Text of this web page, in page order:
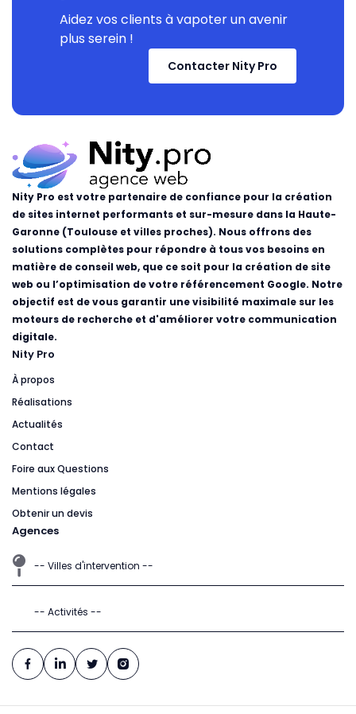
Aidez vos clients à vapoter un avenir
plus serein !
Contacter Nity Pro
Nity Pro est votre partenaire de confiance pour la création
de sites internet performants et sur-mesure dans la Haute-
Garonne (Toulouse et villes proches). Nous offrons des
solutions complètes pour répondre à tous vos besoins en
matière de conseil web, que ce soit pour la création de site
web ou l’optimisation de votre référencement Google. Notre
objectif est de vous garantir une visibilité maximale sur les
moteurs de recherche et d'améliorer votre communication
digitale.
Nity Pro
À propos
Réalisations
Actualités
Contact
Foire aux Questions
Mentions légales
Obtenir un devis
Agences